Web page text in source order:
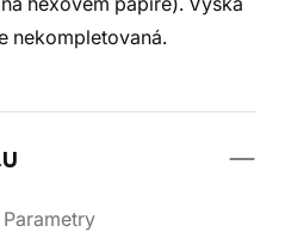
nekompletovaná.
Parametry